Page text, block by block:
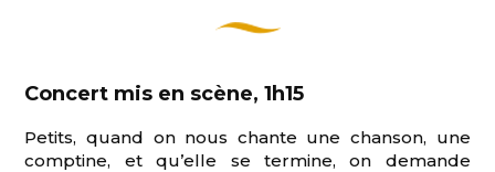
Concert mis en scène, 1h15
Petits, quand on nous chante une chanson, une
comptine, et qu’elle se termine, on demande